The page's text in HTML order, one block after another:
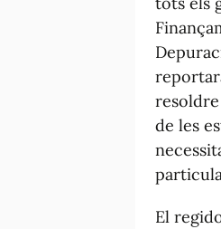
de les
El